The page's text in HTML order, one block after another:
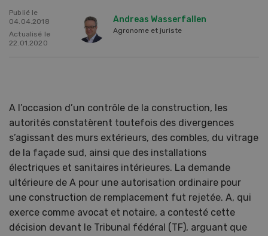
Publié le
04.04.2018
Actualisé le
22.01.2020
Andreas Wasserfallen
Agronome et juriste
A l’occasion d’un contrôle de la construction, les
autorités constatèrent toutefois des divergences
s’agissant des murs extérieurs, des combles, du vitrage
de la façade sud, ainsi que des installations
électriques et sanitaires intérieures. La demande
ultérieure de A pour une autorisation ordinaire pour
une construction de remplacement fut rejetée. A, qui
exerce comme avocat et notaire, a contesté cette
décision devant le Tribunal fédéral (TF), arguant que